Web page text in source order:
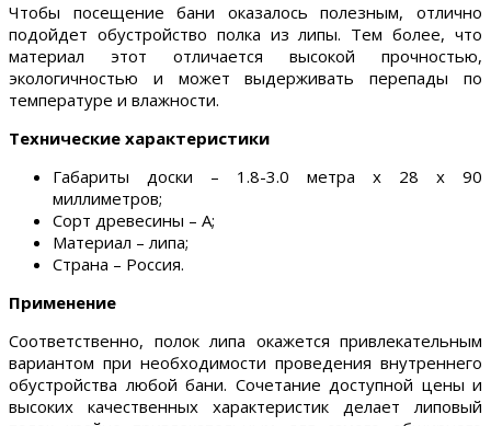
Чтобы посещение бани оказалось полезным, отлично
подойдет обустройство полка из липы. Тем более, что
материал этот отличается высокой прочностью,
экологичностью и может выдерживать перепады по
температуре и влажности.
Технические характеристики
Габариты доски – 1.8-3.0 метра х 28 х 90
миллиметров;
Сорт древесины – А;
Материал – липа;
Страна – Россия.
Применение
Соответственно, полок липа окажется привлекательным
вариантом при необходимости проведения внутреннего
обустройства любой бани. Сочетание доступной цены и
высоких качественных характеристик делает липовый